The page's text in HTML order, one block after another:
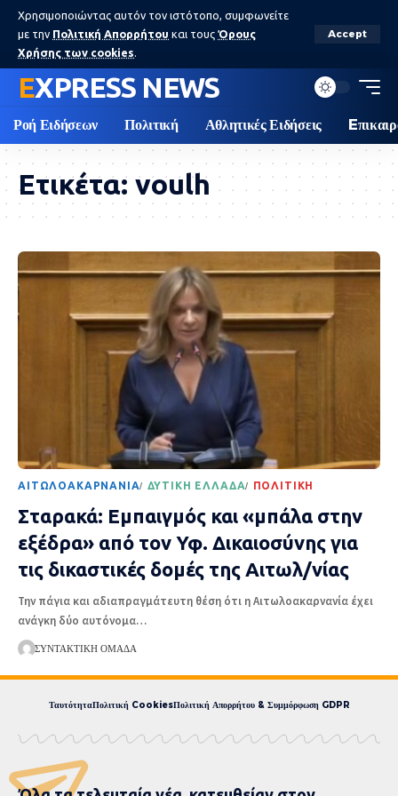
Χρησιμοποιώντας αυτόν τον ιστότοπο, συμφωνείτε
με την Πολιτική Απορρήτου και τους Όρους
Χρήσης των cookies.
Accept
EXPRESS NEWS
Ροή Ειδήσεων Πολιτική Αθλητικές Ειδήσεις
Ετικέτα: voulh
AΙΤΩΛΟΑΚΑΡΝΑΝΊΑ ΔΥΤΙΚΉ ΕΛΛΆΔΑ ΠΟΛΙΤΙΚΉ
Σταρακά: Εμπαιγμός και «μπάλα στην
εξέδρα» από τον Υφ. Δικαιοσύνης για
τις δικαστικές δομές της Αιτωλ/νίας
Την πάγια και αδιαπραγμάτευτη θέση ότι η Αιτωλοακαρνανία έχει
ανάγκη δύο αυτόνομα…
ΣΥΝΤΑΚΤΙΚΉ ΟΜΆΔΑ
ΤαυτότηταΠολιτική CookiesΠολιτική Απορρήτου & Συμμόρφωση GDPR